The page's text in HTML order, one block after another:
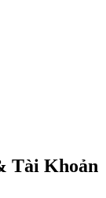
Tài Khoản